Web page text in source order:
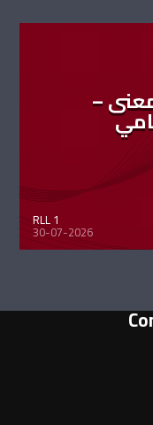
–
RLL 1
30-07-2026